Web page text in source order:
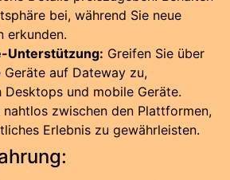
bei, während Sie neue
erkunden.
Unterstützung: Greifen Sie über
Geräte auf Dateway zu,
Desktops und mobile Geräte.
nahtlos zwischen den Plattformen,
Erlebnis zu gewährleisten.